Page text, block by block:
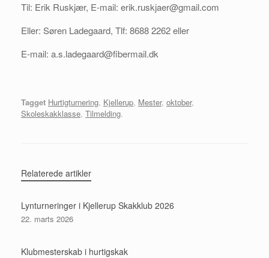
Til: Erik Ruskjær, E-mail: erik.ruskjaer@gmail.com
Eller: Søren Ladegaard, Tlf: 8688 2262 eller
E-mail: a.s.ladegaard@fibermail.dk
Tagget Hurtigturnering, Kjellerup, Mester, oktober,
Skoleskakklasse, Tilmelding.
Relaterede artikler
Lynturneringer i Kjellerup Skakklub 2026
22. marts 2026
Klubmesterskab i hurtigskak